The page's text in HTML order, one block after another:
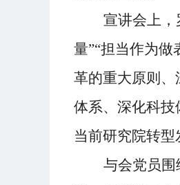
宣讲会上，
量”“担当作为做
革的重大原则
体系、深化科技
当前研究院转型
与会党员 围